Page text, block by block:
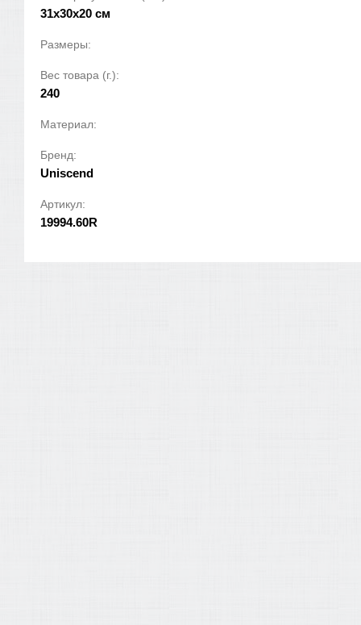
31x30x20 см
Размеры:
Вес товара (г.):
240
Материал:
Бренд:
Uniscend
Артикул:
19994.60R